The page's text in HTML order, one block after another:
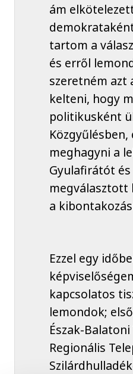
ám
tartom a
és erről
szeretném azt
kelteni, hogy
politikusként
meghagyni a
Gyulafirátót
megválasztott
a
Ezzel egy
kapcsolatos
lemondok;
Észak-Balatoni
Regionális